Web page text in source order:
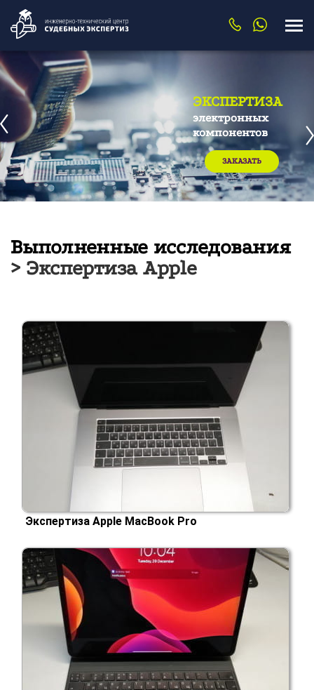
ЭКСПЕРТИЗА
электронных
компонентов
ЗАКАЗАТЬ
Выполненные исследования
> Экспертиза Apple
Экспертиза Apple MacBook Pro